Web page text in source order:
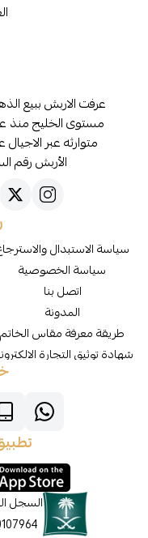
عرفت الاربش ببيع
متوارثه عبر
الأربش رقم السجل
سياسة الاستبدال
سياسة الخصوصية
اتصل بنا
المدونة
طريقة معرفة مقاس الخاتم
شهادة توثيق التجارة
السجل